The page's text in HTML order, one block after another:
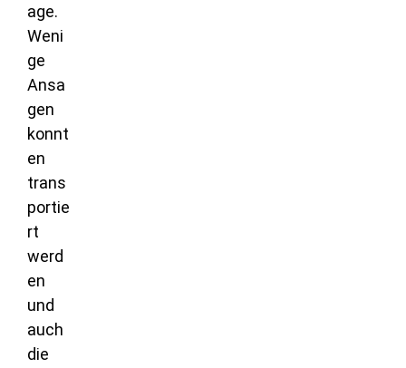
age.
Weni
ge
Ansa
gen
konnt
en
trans
portie
rt
werd
en
und
auch
die